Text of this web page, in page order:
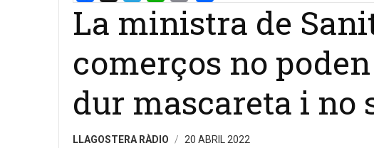
Email Share
La ministra de
comerços no
dur mascareta i no
LLAGOSTERA RÀDIO 20 ABRIL 2022